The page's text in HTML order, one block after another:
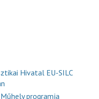
Hivatal EU-SILC
programja